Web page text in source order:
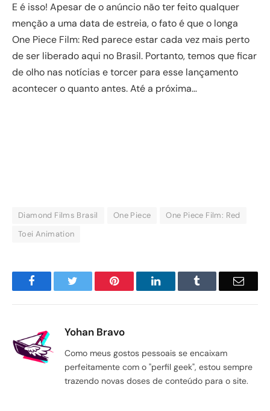
E é isso! Apesar de o anúncio não ter feito qualquer
menção a uma data de estreia, o fato é que o longa
One Piece Film: Red parece estar cada vez mais perto
de ser liberado aqui no Brasil. Portanto, temos que ficar
de olho nas notícias e torcer para esse lançamento
acontecer o quanto antes. Até a próxima…
Diamond Films Brasil One Piece
One Piece Film: Red
Toei Animation
Facebook Pinterest LinkedIn Email
Yohan Bravo
Como meus gostos pessoais se encaixam
perfeitamente com o "perfil geek", estou sempre
trazendo novas doses de conteúdo para o site.